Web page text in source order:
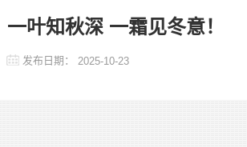
叶知秋深 一霜见冬意！
发布日期： 2025-10-23